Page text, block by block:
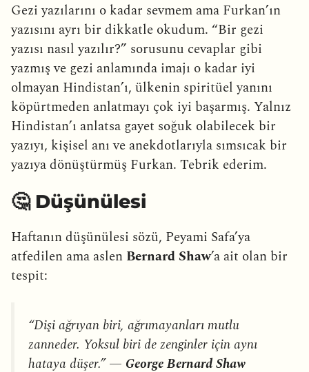
Gezi yazılarını o kadar sevmem ama Furkan’ın
yazısını ayrı bir dikkatle okudum. “Bir gezi
yazısı nasıl yazılır?” sorusunu cevaplar gibi
yazmış ve gezi anlamında imajı o kadar iyi
olmayan Hindistan’ı, ülkenin spiritüel yanını
köpürtmeden anlatmayı çok iyi başarmış. Yalnız
Hindistan’ı anlatsa gayet soğuk olabilecek bir
yazıyı, kişisel anı ve anekdotlarıyla sımsıcak bir
yazıya dönüştürmüş Furkan. Tebrik ederim.
🤔 Düşünülesi
Haftanın düşünülesi sözü, Peyami Safa’ya
atfedilen ama aslen Bernard Shaw’a ait olan bir
tespit:
“Dişi ağrıyan biri, ağrımayanları mutlu
zanneder. Yoksul biri de zenginler için aynı
hataya düşer.” — George Bernard Shaw